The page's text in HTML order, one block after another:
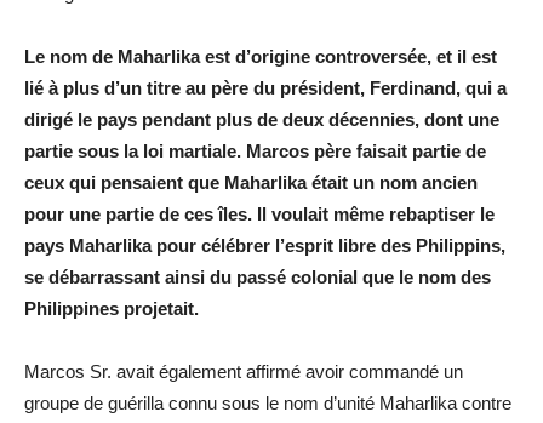
Le nom de Maharlika est d’origine controversée, et il est
lié à plus d’un titre au père du président, Ferdinand, qui a
dirigé le pays pendant plus de deux décennies, dont une
partie sous la loi martiale. Marcos père faisait partie de
ceux qui pensaient que Maharlika était un nom ancien
pour une partie de ces îles. Il voulait même rebaptiser le
pays Maharlika pour célébrer l’esprit libre des Philippins,
se débarrassant ainsi du passé colonial que le nom des
Philippines projetait.
Marcos Sr. avait également affirmé avoir commandé un
groupe de guérilla connu sous le nom d’unité Maharlika contre